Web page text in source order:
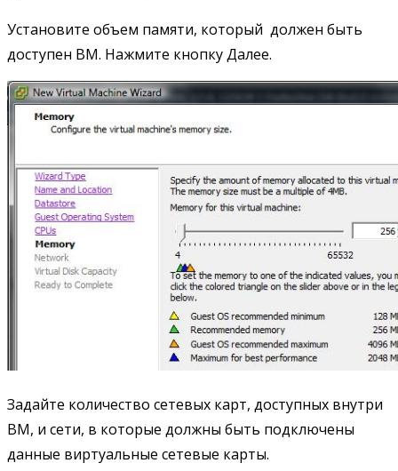
Установите объем памяти, который должен быть
доступен ВМ. Нажмите кнопку Далее.
Задайте количество сетевых карт, доступных внутри
ВМ, и сети, в которые должны быть подключены
данные виртуальные сетевые карты.